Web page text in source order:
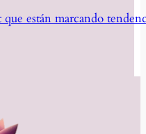
están marcando